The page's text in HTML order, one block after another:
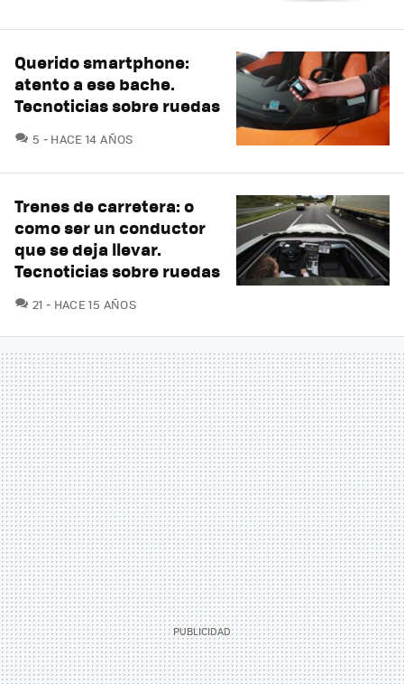
Querido smartphone:
atento a ese bache.
Tecnoticias sobre ruedas
5 COMENTARIOS
HACE 14 AÑOS
Trenes de carretera: o
como ser un conductor
que se deja llevar.
Tecnoticias sobre ruedas
21 COMENTARIOS
HACE 15 AÑOS